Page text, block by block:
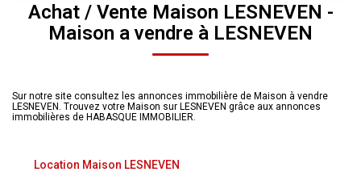
VENDRE
Biens Vendus
FAIRE GÉRER
Sélectionnez...
Type de bien
Surface min
Créer une alerte
Achat / Vente Maison LESNEVEN -
Maison a vendre à LESNEVEN
Sur notre site consultez les annonces immobilière de Maison à vendre
LESNEVEN. Trouvez votre Maison sur LESNEVEN grâce aux annonces
immobilières de HABASQUE IMMOBILIER.
Location Maison LESNEVEN